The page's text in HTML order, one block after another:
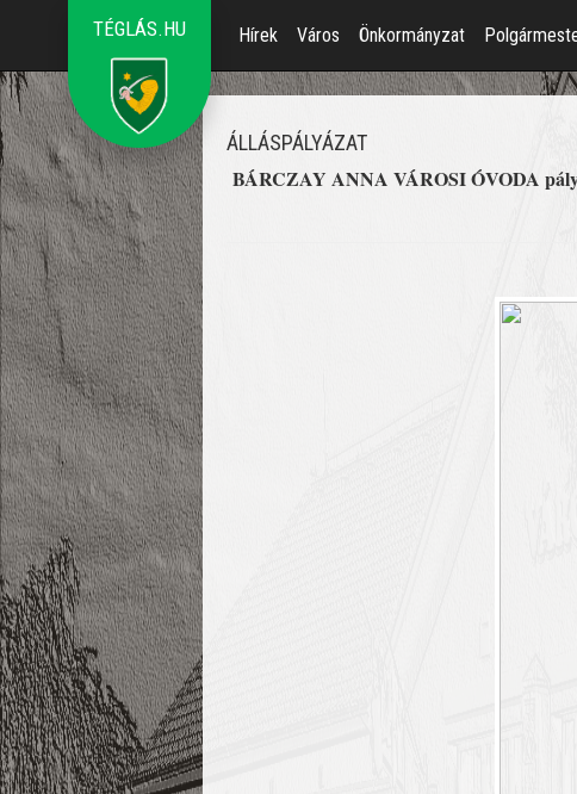
TÉGLÁS.HU Hírek Város Önkormányzat
ÁLLÁSPÁLYÁZAT
BÁRCZAY ANNA VÁROSI ÓVODA